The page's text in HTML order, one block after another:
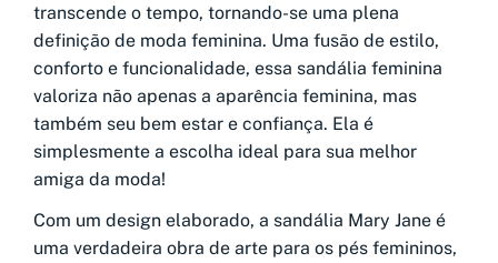
transcende o tempo, tornando-se uma plena
definição de moda feminina. Uma fusão de estilo,
conforto e funcionalidade, essa sandália feminina
valoriza não apenas a aparência feminina, mas
também seu bem estar e confiança. Ela é
simplesmente a escolha ideal para sua melhor
amiga da moda!
Com um design elaborado, a sandália Mary Jane é
uma verdadeira obra de arte para os pés femininos,